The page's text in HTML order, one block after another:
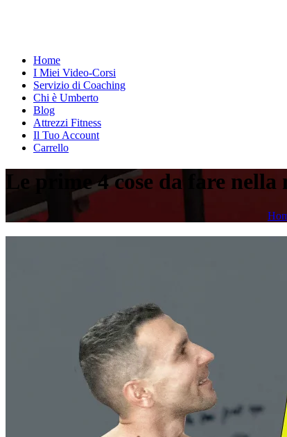
Home
I Miei Video-Corsi
Servizio di Coaching
Chi è Umberto
Blog
Attrezzi Fitness
Il Tuo Account
Carrello
Le prime 4 cose da fare nella